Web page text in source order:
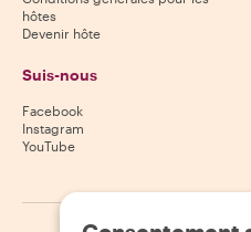
hôtes
Devenir hôte
Suis-nous
Facebook
Instagram
YouTube